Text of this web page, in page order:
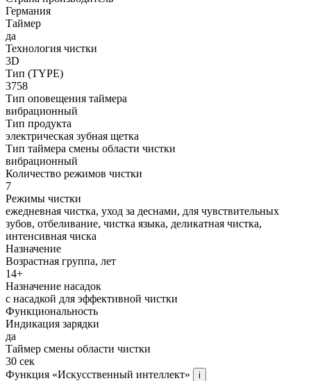
Германия
Таймер
да
Технология чистки
3D
Тип (TYPE)
3758
Тип оповещения таймера
вибрационный
Тип продукта
электрическая зубная щетка
Тип таймера смены области чистки
вибрационный
Количество режимов чистки
7
Режимы чистки
ежедневная чистка, уход за деснами, для чувствительных
зубов, отбеливание, чистка языка, деликатная чистка,
интенсивная чиска
Назначение
Возрастная группа, лет
14+
Назначение насадок
с насадкой для эффективной чистки
Функциональность
Индикация зарядки
да
Таймер смены области чистки
30 сек
Функция «Искусственный интеллект»
i